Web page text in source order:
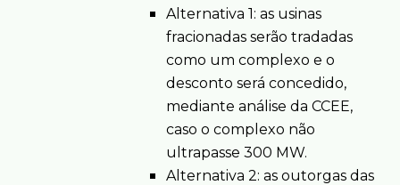
Alternativa 1: as usinas
fracionadas serão tradadas
como um complexo e o
desconto será concedido,
mediante análise da CCEE,
caso o complexo não
ultrapasse 300 MW.
Alternativa 2: as outorgas das